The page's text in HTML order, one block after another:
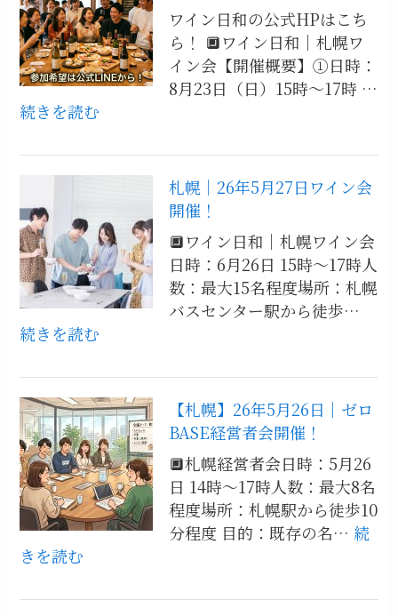
ワイン日和の公式HPはこち
ら！ 🔲ワイン日和｜札幌ワ
イン会【開催概要】①日時：
8月23日（日）15時～17時 …
続きを読む
幌】
8
企
画
札
幌
開
催
決
定！！！
札幌｜26年5月27日ワイン会
開催！
🔲ワイン日和｜札幌ワイン会
日時：6月26日 15時～17時人
数：最大15名程度場所：札幌
バスセンター駅から徒歩…
続きを読む
幌
｜
26
年
5
月
27
【札幌】26年5月26日｜ゼロ
BASE経営者会開催！
🔲札幌経営者会日時：5月26
日 14時～17時人数：最大8名
程度場所：札幌駅から徒歩10
分程度 目的：既存の名… 続
きを読む
幌】